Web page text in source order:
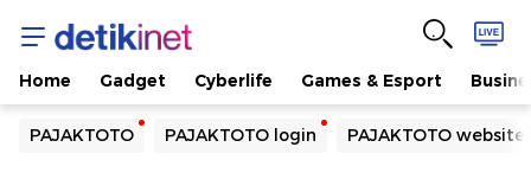
Home Gadget Cyberlife Games & Esport
PAJAKTOTO PAJAKTOTO login PAJAKTOTO website
Yang sedang ramai dicari
Loading...